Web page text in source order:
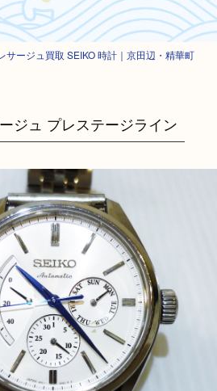
ージュ プレステージライン